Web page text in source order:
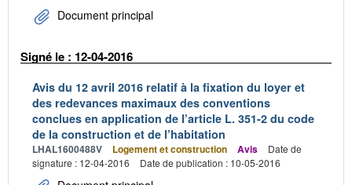
Document principal
Signé le : 12-04-2016
Avis du 12 avril 2016 relatif à la fixation du loyer et
des redevances maximaux des conventions
conclues en application de l’article L. 351-2 du code
de la construction et de l’habitation
LHAL1600488V Logement et construction Avis
Date de
signature : 12-04-2016
Date de publication : 10-05-2016